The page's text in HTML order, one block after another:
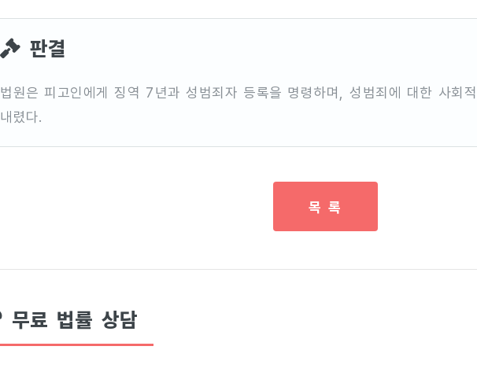
판결
법원은 피고인에게 징역 7년과 성범죄자 등록을 명령하며, 성범죄에 대한 사회
내렸다.
목 록
무료 법률 상담